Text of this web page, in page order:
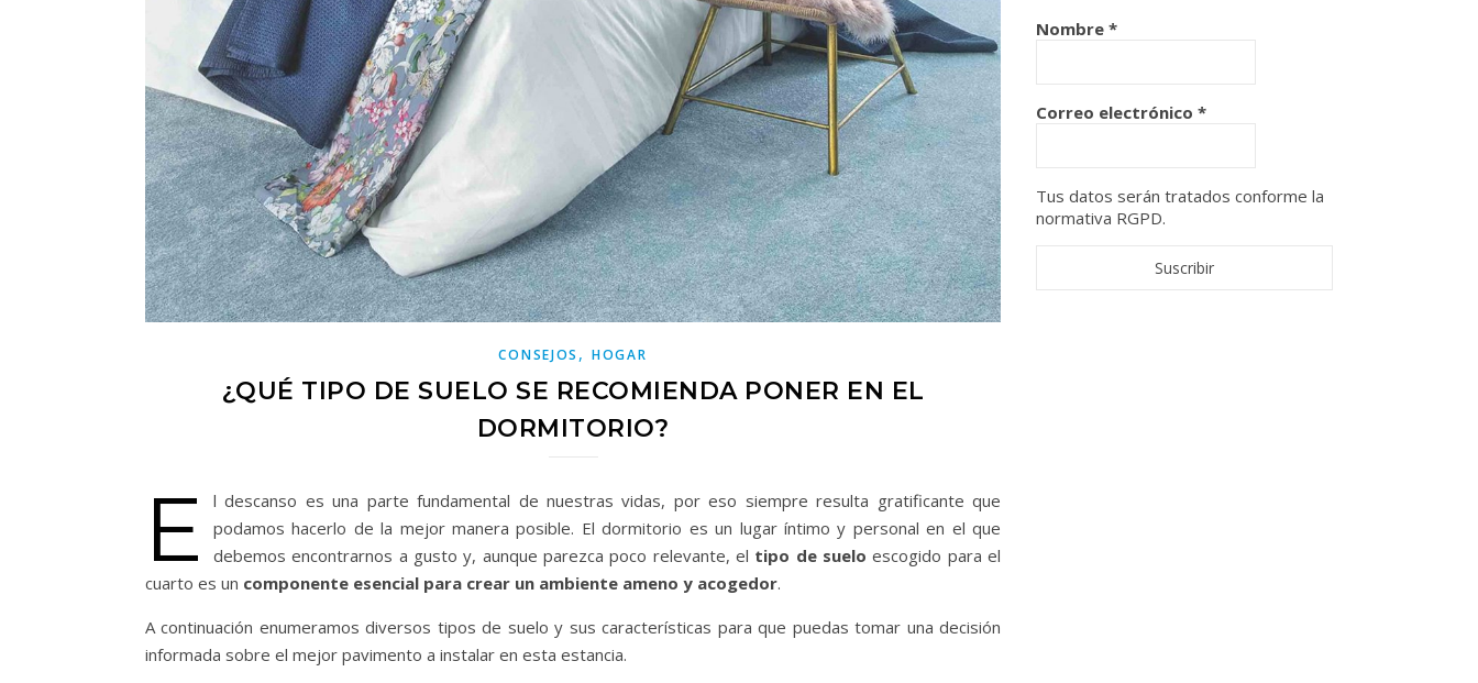
CONSEJOS ,HOGAR
¿QUÉ TIPO DE SUELO SE RECOMIENDA PONER EN EL
DORMITORIO?
E
l descanso es una parte fundamental de nuestras vidas, por eso siempre resulta gratificante que
podamos hacerlo de la mejor manera posible. El dormitorio es un lugar íntimo y personal en el que
debemos encontrarnos a gusto y, aunque parezca poco relevante, el tipo de suelo escogido para el
cuarto es un componente esencial para crear un ambiente ameno y acogedor.
A continuación enumeramos diversos tipos de suelo y sus características para que puedas tomar una decisión
informada sobre el mejor pavimento a instalar en esta estancia.
Nombre *
Correo electrónico *
Tus datos serán tratados conforme la
normativa RGPD.